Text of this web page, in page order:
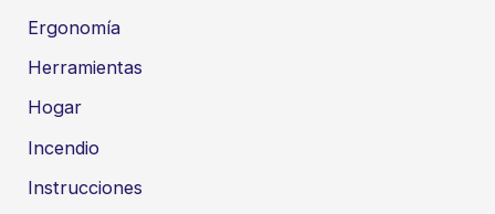
Ergonomía
Herramientas
Hogar
Incendio
Instrucciones